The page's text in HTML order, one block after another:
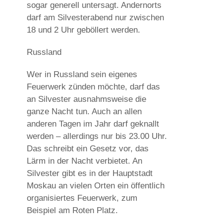
sogar generell untersagt. Andernorts
darf am Silvesterabend nur zwischen
18 und 2 Uhr geböllert werden.
Russland
Wer in Russland sein eigenes
Feuerwerk zünden möchte, darf das
an Silvester ausnahmsweise die
ganze Nacht tun. Auch an allen
anderen Tagen im Jahr darf geknallt
werden – allerdings nur bis 23.00 Uhr.
Das schreibt ein Gesetz vor, das
Lärm in der Nacht verbietet. An
Silvester gibt es in der Hauptstadt
Moskau an vielen Orten ein öffentlich
organisiertes Feuerwerk, zum
Beispiel am Roten Platz.